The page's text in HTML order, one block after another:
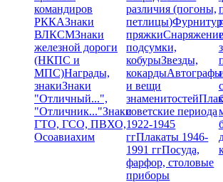
командиров
РККАЗнаки
ВЛКСМЗнаки
железной дороги
(НКПС и
МПС)Награды,
знакиЗнаки
"Отличный...",
"Отличник..."Знаки
ГТО, ГСО, ПВХО,
Осоавиахим
различия (погоны,
петлицы)
пряжки
подсумки,
кобурыЗвезды,
кокардыАвтографы
и вещи
знаменитостей
советские периода
1922-1945
ггПлакаты 1946-
1991 ггПосуда,
фарфор, столовые
приборы